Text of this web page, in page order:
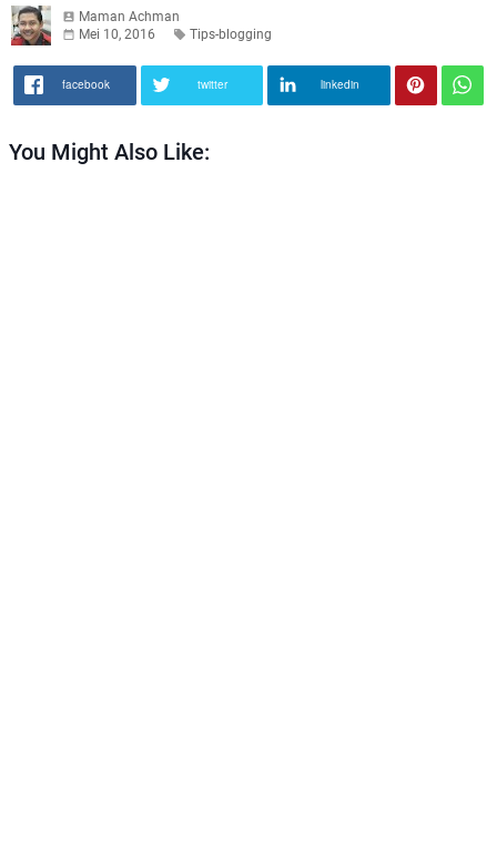
Maman Achman
Mei 10, 2016
Tips-blogging
facebook twitter linkedin
You Might Also Like: